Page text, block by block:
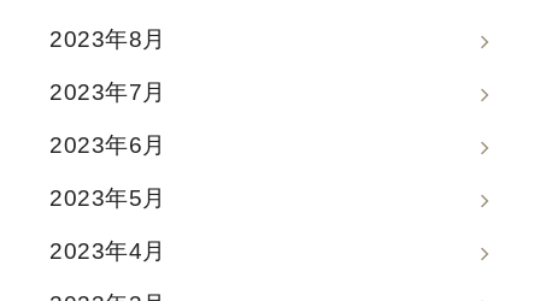
2023年8月
2023年7月
2023年6月
2023年5月
2023年4月